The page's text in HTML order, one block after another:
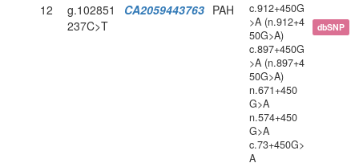
12
g.102851
237C>T
CA2059443763 PAH
c.912+450G
>A (n.912+4
50G>A)
c.897+450G
>A (n.897+4
50G>A)
n.671+450
G>A
n.574+450
G>A
c.73+450G>
A
dbSNP